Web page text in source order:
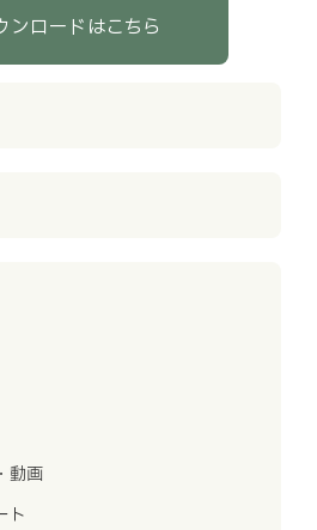
ンロードはこちら
動画
ト